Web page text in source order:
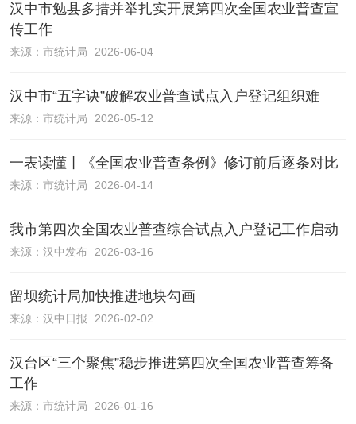
汉中市勉县多措并举扎实开展第四次全国农业普查宣
传工作
来源： 市统计局 2026-06-04
汉中市“五字诀”破解农业普查试点入户登记组织难
来源： 市统计局 2026-05-12
一表读懂丨《全国农业普查条例》修订前后逐条对比
来源： 市统计局 2026-04-14
我市第四次全国农业普查综合试点入户登记工作启动
来源： 汉中发布 2026-03-16
留坝统计局加快推进地块勾画
来源： 汉中日报 2026-02-02
汉台区“三个聚焦”稳步推进第四次全国农业普查筹备
工作
来源： 市统计局 2026-01-16